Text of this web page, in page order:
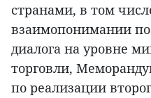
странами, в том
взаимопонимании
диалога на уровне
торговли,
по реализации